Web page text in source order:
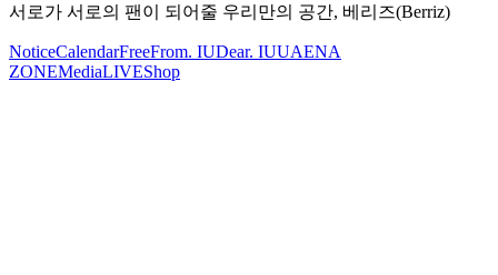
서로가 서로의 팬이 되어줄 우리만의 공간, 베리즈(Berriz)
NoticeCalendarFreeFrom. IUDear. IUUAENA
ZONEMediaLIVEShop